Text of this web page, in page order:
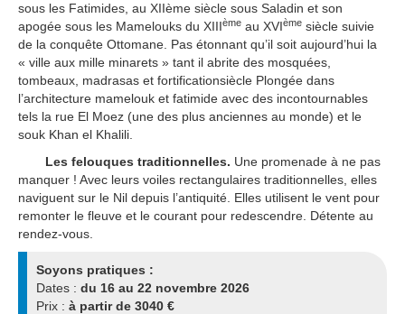
sous les Fatimides, au XIIème siècle sous Saladin et son
apogée sous les Mamelouks du XIIIème au XVIème siècle suivie
de la conquête Ottomane. Pas étonnant qu’il soit aujourd’hui la
« ville aux mille minarets » tant il abrite des mosquées,
tombeaux, madrasas et fortificationsiècle Plongée dans
l’architecture mamelouk et fatimide avec des incontournables
tels la rue El Moez (une des plus anciennes au monde) et le
souk Khan el Khalili.
Les felouques traditionnelles. Une promenade à ne pas
manquer ! Avec leurs voiles rectangulaires traditionnelles, elles
naviguent sur le Nil depuis l’antiquité. Elles utilisent le vent pour
remonter le fleuve et le courant pour redescendre. Détente au
rendez-vous.
Soyons pratiques :
Dates : du 16 au 22 novembre 2026
Prix : à partir de 3040 €